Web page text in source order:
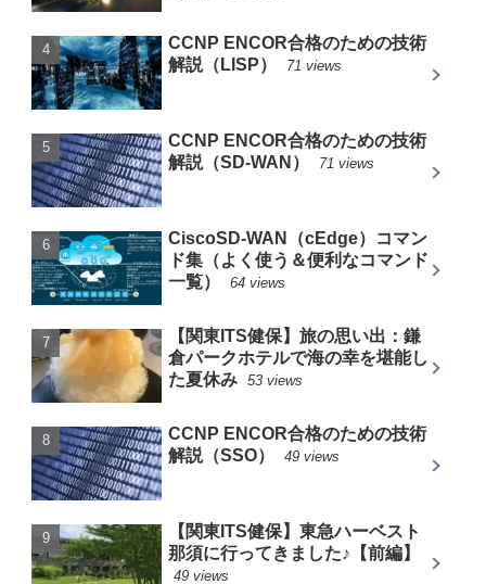
CCNP ENCOR合格のための技術
解説（LISP）
71 views
CCNP ENCOR合格のための技術
解説（SD-WAN）
71 views
CiscoSD-WAN（cEdge）コマン
ド集（よく使う＆便利なコマンド
一覧）
64 views
【関東ITS健保】旅の思い出：鎌
倉パークホテルで海の幸を堪能し
た夏休み
53 views
CCNP ENCOR合格のための技術
解説（SSO）
49 views
【関東ITS健保】東急ハーベスト
那須に行ってきました♪【前編】
49 views